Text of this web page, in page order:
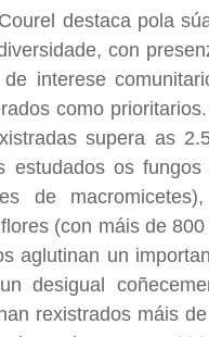
destaca pola
con
interese
como
supera as
estudados os
de
(con máis de
aglutinan un
desigual
rexistrados máis